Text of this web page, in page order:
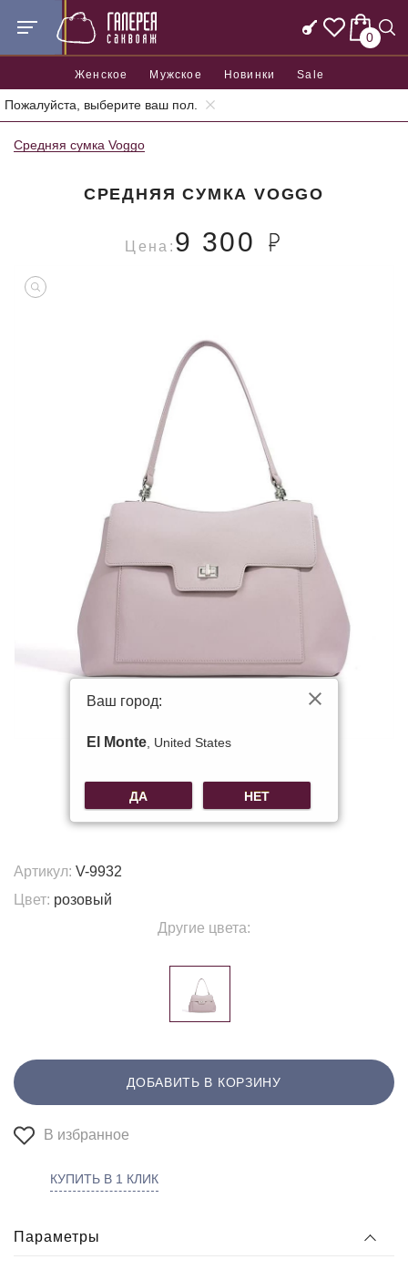
0
Женское Мужское Новинки Sale
Пожалуйста, выберите ваш пол.
Главная Женские сумки Средние женские сумки
Средняя сумка Voggo
СРЕДНЯЯ СУМКА VOGGO
Цена: 9 300
Артикул: V-9932
Цвет: розовый
Другие цвета:
ДОБАВИТЬ В КОРЗИНУ
В избранное
КУПИТЬ В 1 КЛИК
Параметры
Ваш город:
El Monte , United States
ДА НЕТ